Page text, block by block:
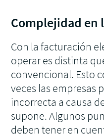
Complejidad en
Con la facturación
operar es distinta
convencional. Esto
veces las empresas
incorrecta a causa
supone. Algunos
deben tener en